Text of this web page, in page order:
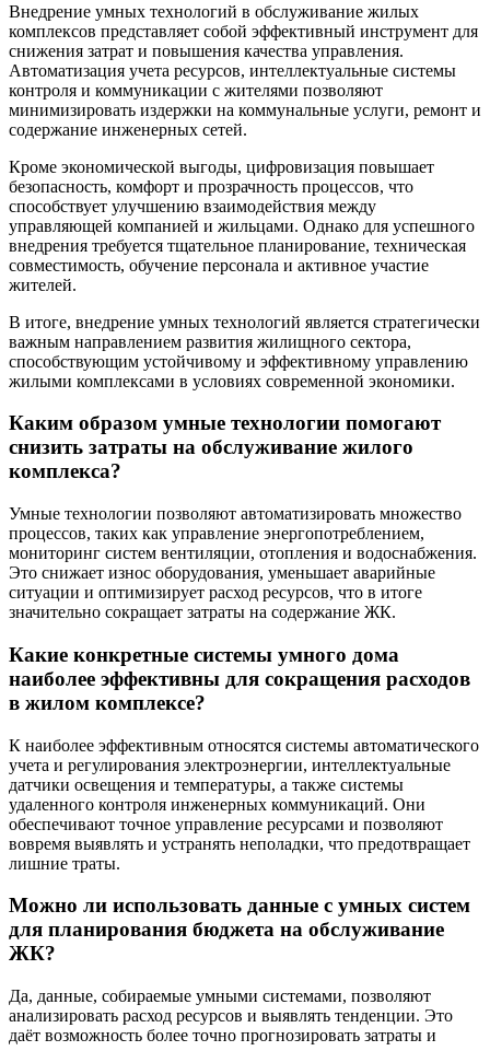
Внедрение умных технологий в обслуживание жилых
комплексов представляет собой эффективный инструмент для
снижения затрат и повышения качества управления.
Автоматизация учета ресурсов, интеллектуальные системы
контроля и коммуникации с жителями позволяют
минимизировать издержки на коммунальные услуги, ремонт и
содержание инженерных сетей.
Кроме экономической выгоды, цифровизация повышает
безопасность, комфорт и прозрачность процессов, что
способствует улучшению взаимодействия между
управляющей компанией и жильцами. Однако для успешного
внедрения требуется тщательное планирование, техническая
совместимость, обучение персонала и активное участие
жителей.
В итоге, внедрение умных технологий является стратегически
важным направлением развития жилищного сектора,
способствующим устойчивому и эффективному управлению
жилыми комплексами в условиях современной экономики.
Каким образом умные технологии помогают
снизить затраты на обслуживание жилого
комплекса?
Умные технологии позволяют автоматизировать множество
процессов, таких как управление энергопотреблением,
мониторинг систем вентиляции, отопления и водоснабжения.
Это снижает износ оборудования, уменьшает аварийные
ситуации и оптимизирует расход ресурсов, что в итоге
значительно сокращает затраты на содержание ЖК.
Какие конкретные системы умного дома
наиболее эффективны для сокращения расходов
в жилом комплексе?
К наиболее эффективным относятся системы автоматического
учета и регулирования электроэнергии, интеллектуальные
датчики освещения и температуры, а также системы
удаленного контроля инженерных коммуникаций. Они
обеспечивают точное управление ресурсами и позволяют
вовремя выявлять и устранять неполадки, что предотвращает
лишние траты.
Можно ли использовать данные с умных систем
для планирования бюджета на обслуживание
ЖК?
Да, данные, собираемые умными системами, позволяют
анализировать расход ресурсов и выявлять тенденции. Это
даёт возможность более точно прогнозировать затраты и